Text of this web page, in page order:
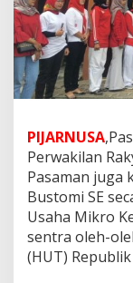
PIJARNUSA
Perwakilan
Pasaman juga
Bustomi SE
Usaha Mikro
sentra oleh-
(HUT)